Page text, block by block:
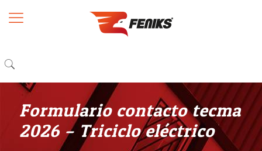
Formulario contacto tecma
2026 – Triciclo eléctrico